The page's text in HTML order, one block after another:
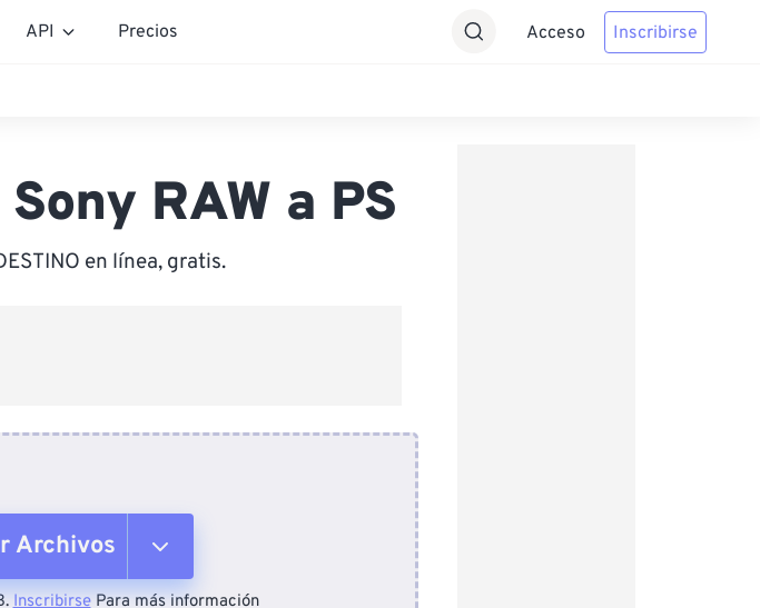
API Precios Acceso Inscribirse
RAW a PS
en línea, gratis.
Archivos
InscribirsePara más información